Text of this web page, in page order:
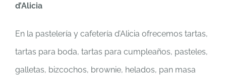
d’Alicia
En la pastelería y cafetería d’Alicia ofrecemos tartas,
tartas para boda, tartas para cumpleaños, pasteles,
galletas, bizcochos, brownie, helados, pan masa